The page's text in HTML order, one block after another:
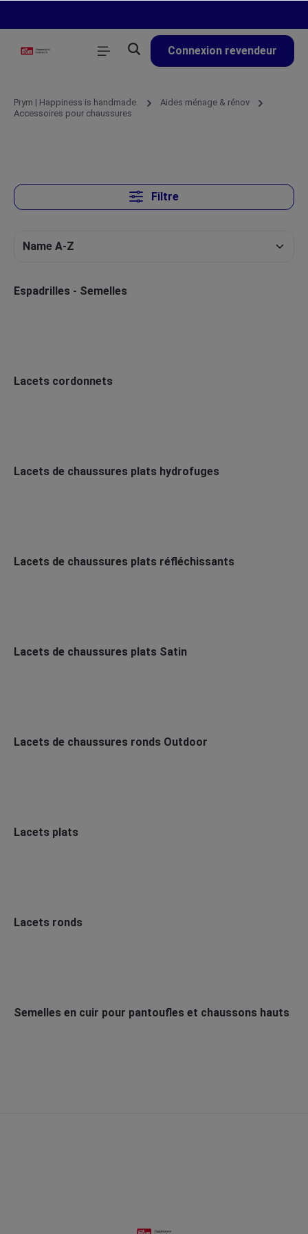
Connexion revendeur
Prym | Happiness is handmade.
Aides ménage & rénov
Accessoires pour chaussures
Filtre
Espadrilles - Semelles
Lacets cordonnets
Lacets de chaussures plats hydrofuges
Lacets de chaussures plats réfléchissants
Lacets de chaussures plats Satin
Lacets de chaussures ronds Outdoor
Lacets plats
Lacets ronds
Semelles en cuir pour pantoufles et chaussons hauts